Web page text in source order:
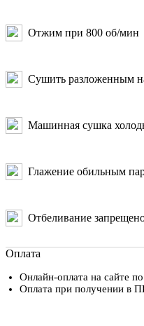
Отжим при 800 об/мин
Сушить разложенным
Машинная сушка
Глажение обильным
Отбеливание
Оплата
Онлайн-оплата на сайте
Оплата при получении в